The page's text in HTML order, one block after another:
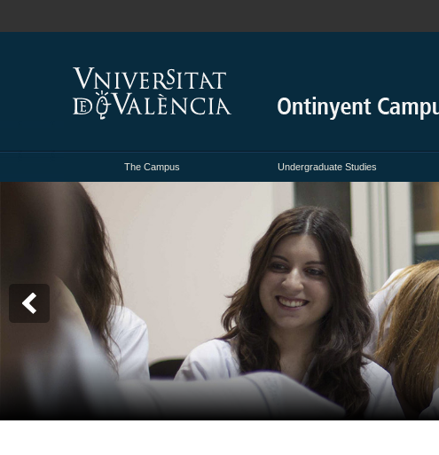
The Campus Undergraduate Studies